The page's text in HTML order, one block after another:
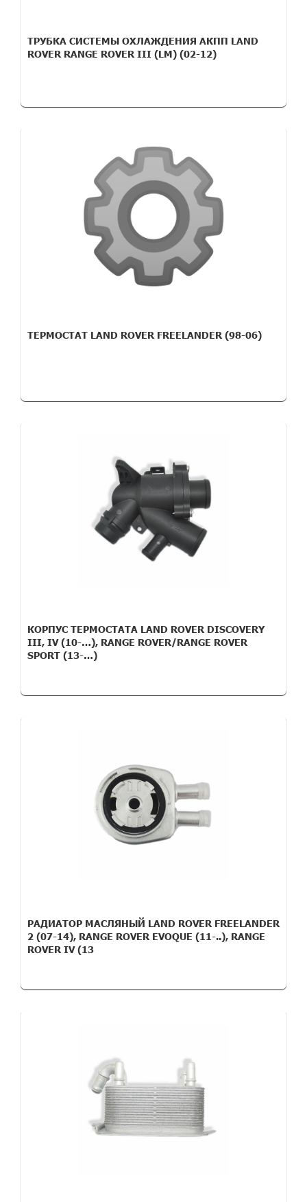
ТРУБКА СИСТЕМЫ ОХЛАЖДЕНИЯ АКПП LAND
ROVER RANGE ROVER III (LM) (02-12)
ТЕРМОСТАТ LAND ROVER FREELANDER (98-06)
КОРПУС ТЕРМОСТАТА LAND ROVER DISCOVERY
III, IV (10-…), RANGE ROVER/RANGE ROVER
SPORT (13-…)
РАДИАТОР МАСЛЯНЫЙ LAND ROVER FREELANDER
2 (07-14), RANGE ROVER EVOQUE (11-..), RANGE
ROVER IV (13